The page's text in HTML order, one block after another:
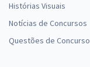
Histórias Visuais
Notícias de Concursos
Questões de Concurso